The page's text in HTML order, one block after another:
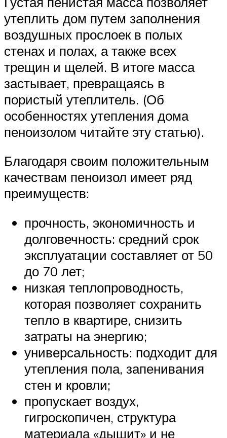
утеплить дом путем заполнения
воздушных прослоек в полых
стенах и полах, а также всех
трещин и щелей. В итоге масса
застывает, превращаясь в
пористый утеплитель. (Об
особенностях утепления дома
пеноизолом читайте эту статью).
Благодаря своим положительным
качествам пеноизол имеет ряд
преимуществ:
прочность, экономичность и
долговечность: средний срок
эксплуатации составляет от 50
до 70 лет;
низкая теплопроводность,
которая позволяет сохранить
тепло в квартире, снизить
затраты на энергию;
универсальность: подходит для
утепления пола, запенивания
стен и кровли;
пропускает воздух,
гигроскопичен, структура
материала «дышит» и не